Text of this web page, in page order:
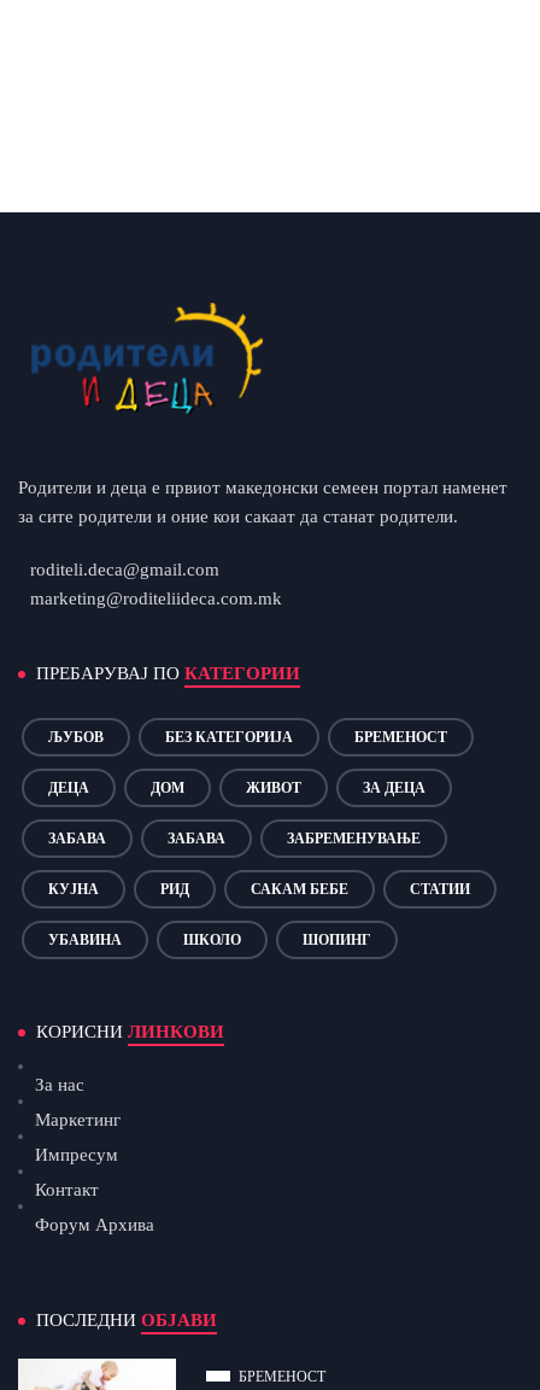
Родители и деца е првиот македонски семеен портал наменет
за сите родители и оние кои сакаат да станат родители.
roditeli.deca@gmail.com
marketing@roditeliideca.com.mk
ПРЕБАРУВАЈ ПО КАТЕГОРИИ
ЉУБОВ БЕЗ КАТЕГОРИЈА БРЕМЕНОСТ
ДЕЦА ДОМ ЖИВОТ ЗА ДЕЦА
ЗАБАВА ЗАБАВА ЗАБРЕМЕНУВАЊЕ
КУЈНА РИД САКАМ БЕБЕ СТАТИИ
УБАВИНА ШКОЛО ШОПИНГ
КОРИСНИ ЛИНКОВИ
За нас
Маркетинг
Импресум
Контакт
Форум Архива
ПОСЛЕДНИ ОБЈАВИ
БРЕМЕНОСТ